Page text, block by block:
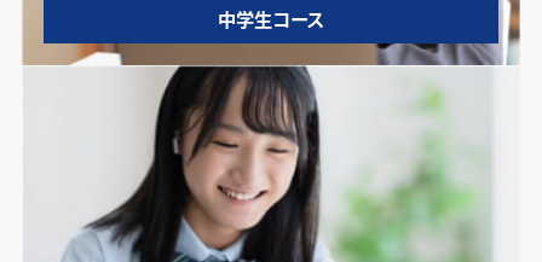
中学生コース